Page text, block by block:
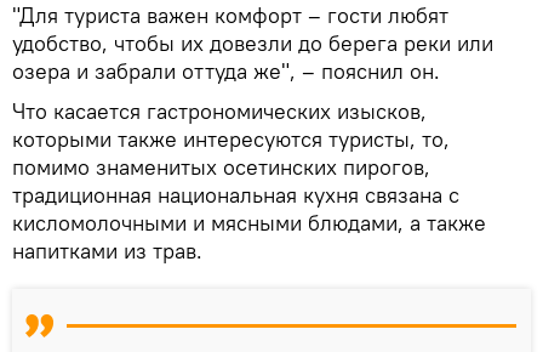
"Для туриста важен комфорт – гости любят
удобство, чтобы их довезли до берега реки или
озера и забрали оттуда же", – пояснил он.
Что касается гастрономических изысков,
которыми также интересуются туристы, то,
помимо знаменитых осетинских пирогов,
традиционная национальная кухня связана с
кисломолочными и мясными блюдами, а также
напитками из трав.